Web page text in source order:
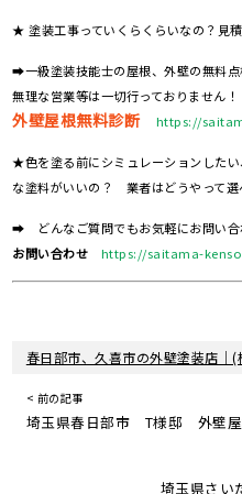
★ 塗装工事っていくらくらいなの？見
➡一級塗装技能士の屋根、外壁の無料点
無理な営業等は一切行っておりません！
外壁屋根無料診断 https://
★色を塗る前にシミュレーションした
な塗料がいいの？ 業者はどうやって選
➡ どんなご質問でもお気軽にお問い合
お問い合わせ
https://saitama-
春日部市、久喜市の外壁塗装店｜(
< 前の記事
埼玉県春日部市 T様邸 外壁屋
埼玉県さ